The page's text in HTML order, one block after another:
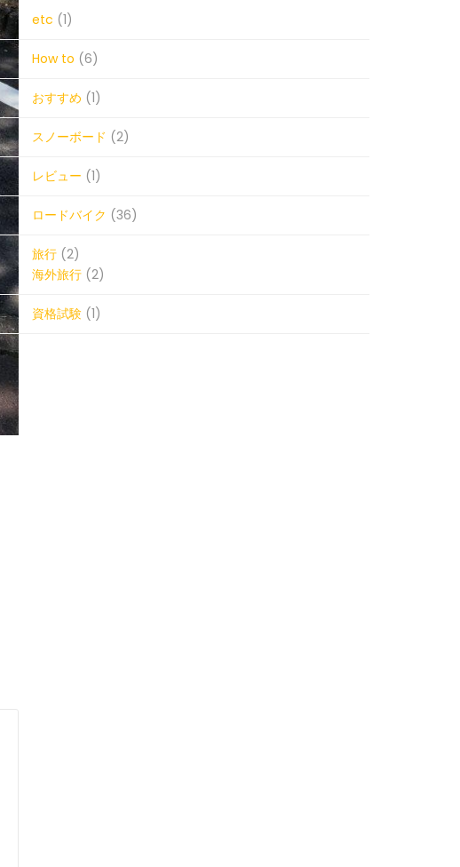
ブ
etc (1)
How to (6)
おすすめ (1)
スノーボード (2)
レビュー (1)
ロードバイク (36)
旅行 (2)
海外旅行 (2)
資格試験 (1)